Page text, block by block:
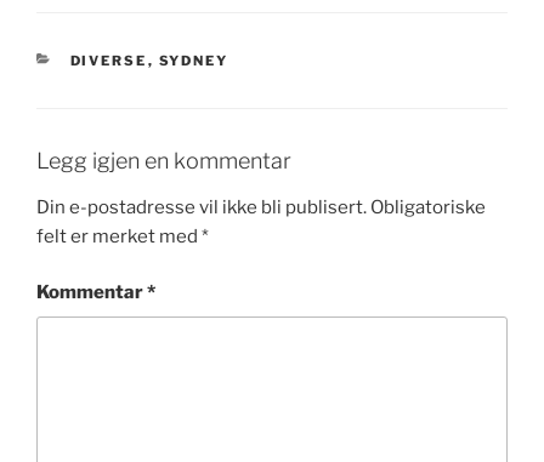
KATEGORIER
DIVERSE , SYDNEY
Legg igjen en kommentar
Din e-postadresse vil ikke bli publisert. Obligatoriske
felt er merket med *
Kommentar*